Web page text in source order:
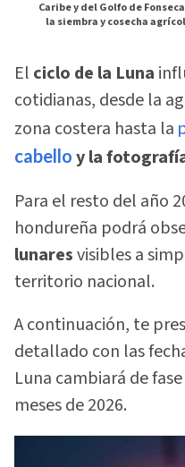
Caribe y del Golfo de
la siembra y cosecha
El ciclo de la Luna
cotidianas, desde la
zona costera hasta la
cabello y la
Para el resto del año
hondureña podrá
lunaresvisibles a
territorio nacional.
A continuación, te
detallado con las
Luna cambiará de
meses de 2026.